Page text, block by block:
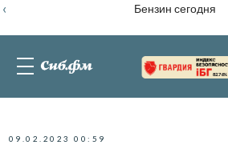
Бензин сегодня
‹
82.76%
09.02.2023 00:59